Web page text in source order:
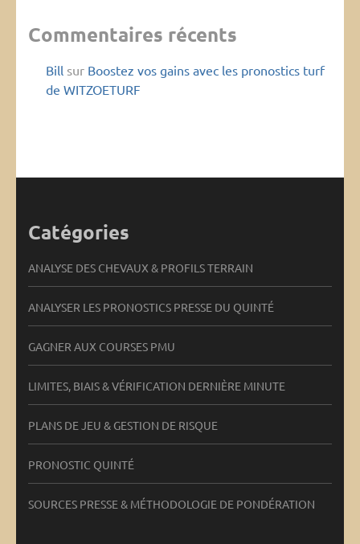
Commentaires récents
Bill sur Boostez vos gains avec les pronostics turf
de WITZOETURF
Catégories
ANALYSE DES CHEVAUX & PROFILS TERRAIN
ANALYSER LES PRONOSTICS PRESSE DU QUINTÉ
GAGNER AUX COURSES PMU
LIMITES, BIAIS & VÉRIFICATION DERNIÈRE MINUTE
PLANS DE JEU & GESTION DE RISQUE
PRONOSTIC QUINTÉ
SOURCES PRESSE & MÉTHODOLOGIE DE PONDÉRATION